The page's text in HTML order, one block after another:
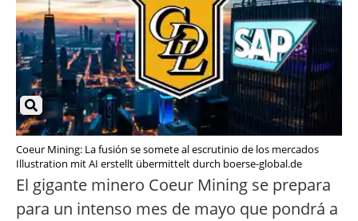
Coeur Mining: La fusión se somete al escrutinio de los mercados
Illustration mit AI erstellt übermittelt durch boerse-global.de
El gigante minero Coeur Mining se prepara
para un intenso mes de mayo que pondrá a